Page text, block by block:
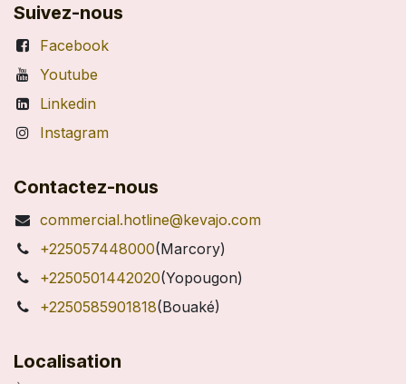
Suivez-nous
Facebook
Youtube
Linkedin
Instagram
Contactez-nous
commercial.hotline@kevajo.com
+225057448000(Marcory)
+2250501442020(Yopougon)
+2250585901818(Bouaké)
Localisation